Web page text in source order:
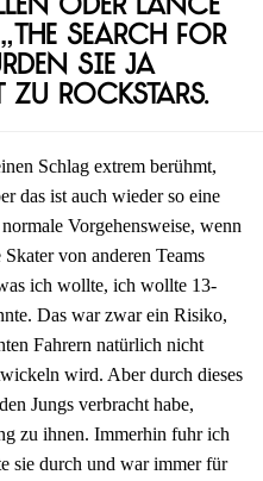
oder Lance
Search for
sie ja
Rockstars.
Schlag extrem berühmt,
das ist auch wieder so eine
Vorgehensweise, wenn
von anderen Teams
ich wollte, ich wollte 13-
Das war zwar ein Risiko,
Fahrern natürlich nicht
wird. Aber durch dieses
Jungs verbracht habe,
zu ihnen. Immerhin fuhr ich
sie durch und war immer für